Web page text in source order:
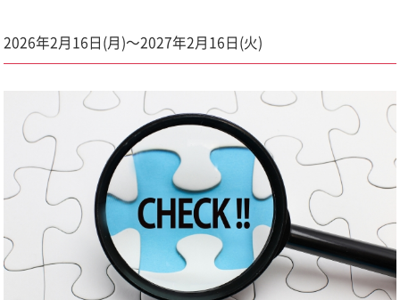
2026年2月16日(月)～2027年2月16日(火)